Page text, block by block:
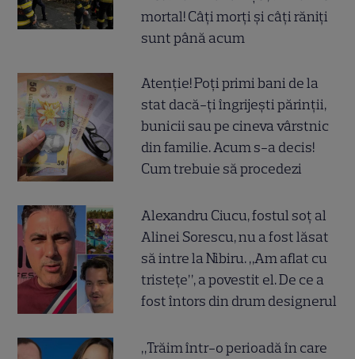
mortal! Câți morți și câți răniți
sunt până acum
Atenție! Poți primi bani de la
stat dacă-ți îngrijești părinții,
bunicii sau pe cineva vârstnic
din familie. Acum s-a decis!
Cum trebuie să procedezi
Alexandru Ciucu, fostul soț al
Alinei Sorescu, nu a fost lăsat
să intre la Nibiru. „Am aflat cu
tristețe”, a povestit el. De ce a
fost întors din drum designerul
„Trăim într-o perioadă în care